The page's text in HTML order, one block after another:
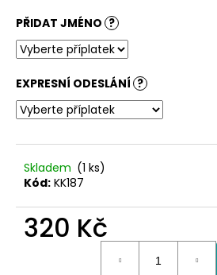
PŘIDAT JMÉNO ?
EXPRESNÍ ODESLÁNÍ ?
Skladem (1 ks)
Kód: KK187
320 Kč